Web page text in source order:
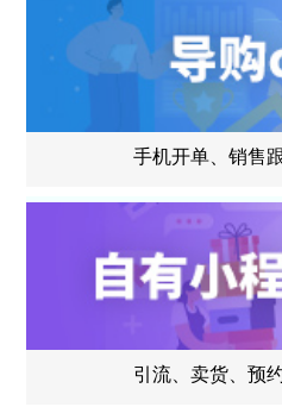
手机开单、销售
引流、卖货、预